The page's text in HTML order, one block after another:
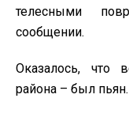
телесными
сообщении.
Оказалось, что
района – был